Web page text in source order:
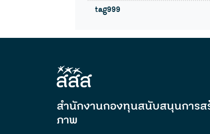
tag999
สำนักงานกองทุนสนับสนุนการส
ภาพ